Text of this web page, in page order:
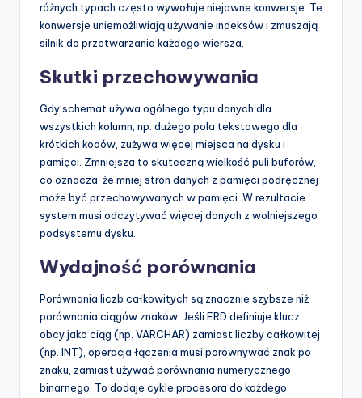
różnych typach często wywołuje niejawne konwersje. Te
konwersje uniemożliwiają używanie indeksów i zmuszają
silnik do przetwarzania każdego wiersza.
Skutki przechowywania
Gdy schemat używa ogólnego typu danych dla
wszystkich kolumn, np. dużego pola tekstowego dla
krótkich kodów, zużywa więcej miejsca na dysku i
pamięci. Zmniejsza to skuteczną wielkość puli buforów,
co oznacza, że mniej stron danych z pamięci podręcznej
może być przechowywanych w pamięci. W rezultacie
system musi odczytywać więcej danych z wolniejszego
podsystemu dysku.
Wydajność porównania
Porównania liczb całkowitych są znacznie szybsze niż
porównania ciągów znaków. Jeśli ERD definiuje klucz
obcy jako ciąg (np. VARCHAR) zamiast liczby całkowitej
(np. INT), operacja łączenia musi porównywać znak po
znaku, zamiast używać porównania numerycznego
binarnego. To dodaje cykle procesora do każdego